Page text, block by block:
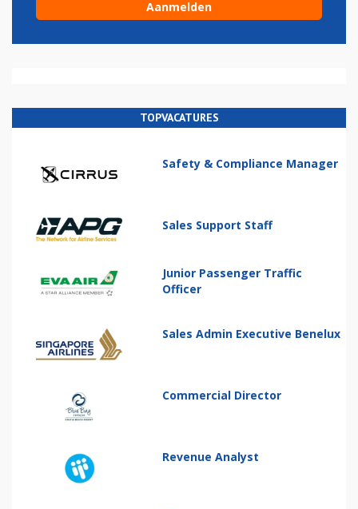
TOPVACATURES
Safety & Compliance Manager
Sales Support Staff
Junior Passenger Traffic
Officer
Sales Admin Executive Benelux
Commercial Director
Revenue Analyst